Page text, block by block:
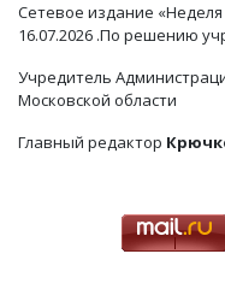
Сетевое издание
16.07.2026 .По решению
Учредитель
Московской области
Главный редактор